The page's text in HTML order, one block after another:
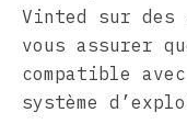
Vinted sur
vous assurer
compatible
système